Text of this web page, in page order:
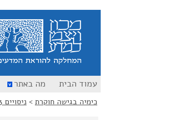
עמוד הבית מה באתר
כימיה בגישה חוקרת > ניסויים 3